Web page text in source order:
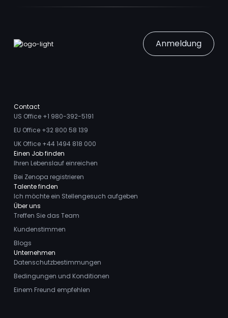
Anmeldung
Contact
US Office +1 980-392-5191
EU Office +32 800 58 139
UK Office +44 1494 818 000
Einen Job finden
Ihren Lebenslauf einreichen
Bei Zenopa registrieren
Talente finden
Ich möchte ein Stellengesuch aufgeben
Über uns
Treffen Sie das Team
Kundenstimmen
Blogs
Unternehmen
Datenschutzbestimmungen
Bedingungen und Konditionen
Einem Freund empfehlen